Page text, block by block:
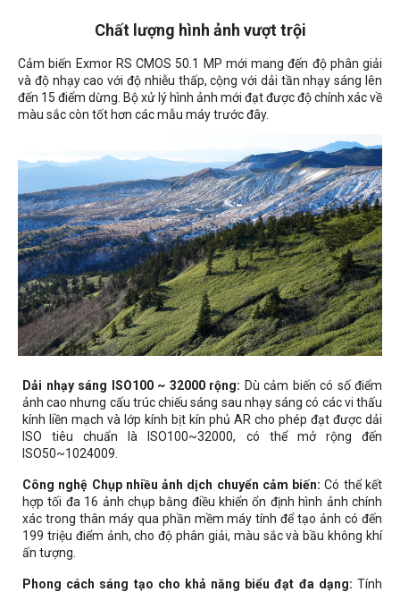
Chất lượng hình ảnh vượt trội
Cảm biến Exmor RS CMOS 50.1 MP mới mang đến độ phân giải
và độ nhạy cao với độ nhiễu thấp, cộng với dải tần nhạy sáng lên
đến 15 điểm dừng. Bộ xử lý hình ảnh mới đạt được độ chính xác về
màu sắc còn tốt hơn các mẫu máy trước đây.
Dải nhạy sáng ISO100 ~ 32000 rộng: Dù cảm biến có số điểm
ảnh cao nhưng cấu trúc chiếu sáng sau nhạy sáng có các vi thấu
kính liền mạch và lớp kính bịt kín phủ AR cho phép đạt được dải
ISO tiêu chuẩn là ISO100~32000, có thể mở rộng đến
ISO50~1024009.
Công nghệ Chụp nhiều ảnh dịch chuyển cảm biến:Có thể kết
hợp tối đa 16 ảnh chụp bằng điều khiển ổn định hình ảnh chính
xác trong thân máy qua phần mềm máy tính để tạo ảnh có đến
199 triệu điểm ảnh, cho độ phân giải, màu sắc và bầu không khí
ấn tượng.
Phong cách sáng tạo cho khả năng biểu đạt đa dạng: Tính